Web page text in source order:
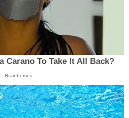
Carano To Take It All Back?
Brainberries